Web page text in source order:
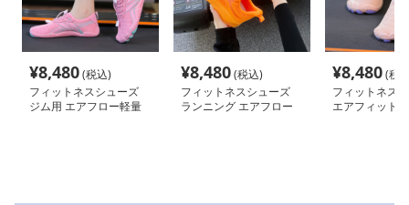
¥8,480(税込)
フィットネスシューズ
ジム用 エアフロー軽量
¥8,480(税込)
フィットネスシューズ
ランニング エアフロー
¥8,480(税
フィットネス
エアフィット